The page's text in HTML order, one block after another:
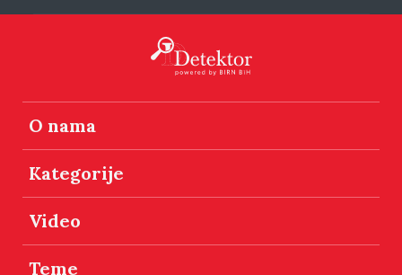
O nama
Kategorije
Video
Teme